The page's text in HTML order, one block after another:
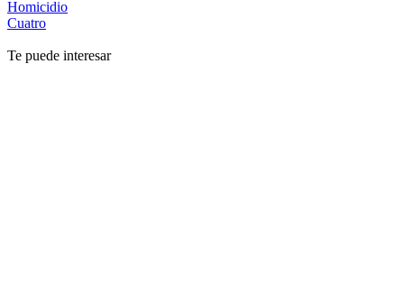
Homicidio
Cuatro
Te puede interesar